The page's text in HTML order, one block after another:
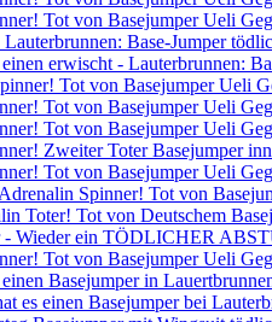
Tot von Basejumper Ueli
Base-Jumper
erwischt - Lauterbrunnen:
Tot von Basejumper Ueli
Tot von Basejumper Ueli
Tot von Basejumper Ueli
Zweiter Toter Basejumper
Tot von Basejumper Ueli
Spinner! Tot von
Toter! Tot von Deutschem
- Wieder ein TÖDLICHER
Tot von Basejumper Ueli
Basejumper in
es einen Basejumper bei